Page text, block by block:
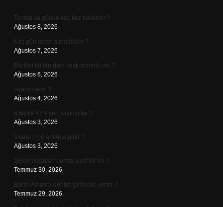
Termal su günde kaç kez kullanılır ?
Ağustos 8, 2026
Kaç gün rapor alınabiliyor ?
Ağustos 7, 2026
Bisiklet kullanırken kask zorunlu mu ?
Ağustos 6, 2026
Avans nedir ?
Ağustos 4, 2026
6 kişilik KYK yurt kaçıncı tip ?
Ağustos 3, 2026
3 tane 7 ne anlama gelir ?
Ağustos 3, 2026
Şeker hastaları hurma yiyebilir mi ?
Temmuz 30, 2026
Bartın Amasra denize girilecek yerler ?
Temmuz 29, 2026